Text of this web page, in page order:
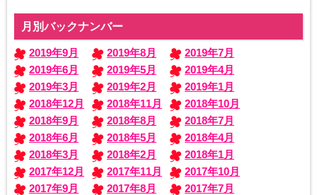
月別バックナンバー
2019年9月 2019年8月
2019年7月
2019年6月
2019年5月
2019年4月
2019年3月
2019年2月
2019年1月
2018年12月
2018年11月
2018年10月
2018年9月
2018年8月
2018年7月
2018年6月
2018年5月
2018年4月
2018年3月
2018年2月
2018年1月
2017年12月
2017年11月
2017年10月
2017年9月
2017年8月
2017年7月